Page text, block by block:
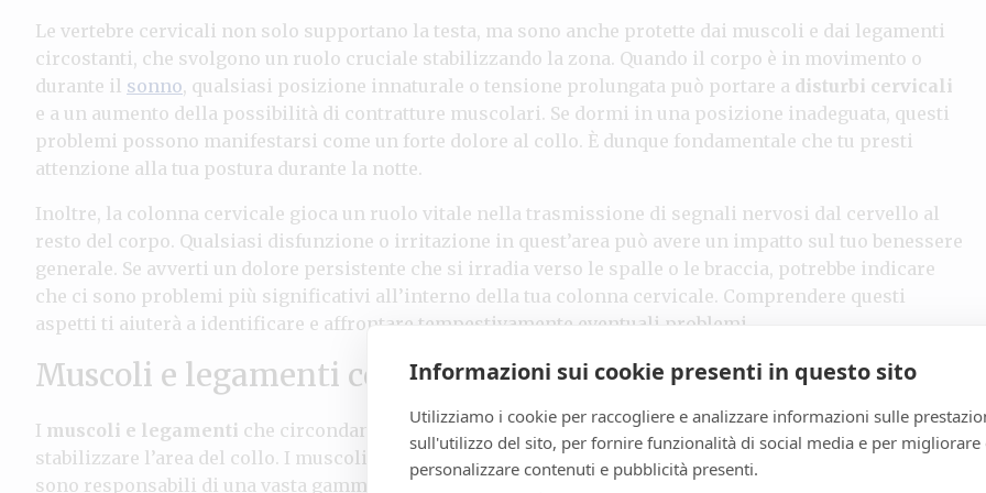
Le vertebre cervicali non solo supportano la testa, ma sono anche protette dai muscoli e dai legamenti
circostanti, che svolgono un ruolo cruciale stabilizzando la zona. Quando il corpo è in movimento o
durante il sonno, qualsiasi posizione innaturale o tensione prolungata può portare a disturbi cervicali
e a un aumento della possibilità di contratture muscolari. Se dormi in una posizione inadeguata, questi
problemi possono manifestarsi come un forte dolore al collo. È dunque fondamentale che tu presti
attenzione alla tua postura durante la notte.
Inoltre, la colonna cervicale gioca un ruolo vitale nella trasmissione di segnali nervosi dal cervello al
resto del corpo. Qualsiasi disfunzione o irritazione in quest’area può avere un impatto sul tuo benessere
generale. Se avverti un dolore persistente che si irradia verso le spalle o le braccia, potrebbe indicare
che ci sono problemi più significativi all’interno della tua colonna cervicale. Comprendere questi
aspetti ti aiuterà a identificare e affrontare tempestivamente eventuali problemi.
Muscoli e legamenti coinvolti
I muscoli e legamenti che circondano la colonna cervicale svolgono un ruolo cruciale nel supportare e
stabilizzare l’area del collo. I muscoli, tra cui il sternocleidomastoideo, il trapezio e i muscoli scaleni,
sono responsabili di una vasta gamma di movimenti del collo. In particolare, questi muscoli lavorano in
Informazioni sui cookie presenti in questo sito
Utilizziamo i cookie per raccogliere e analizzare informazioni sulle
sull'utilizzo del sito, per fornire funzionalità di social media e per migliorare
personalizzare contenuti e pubblicità presenti.